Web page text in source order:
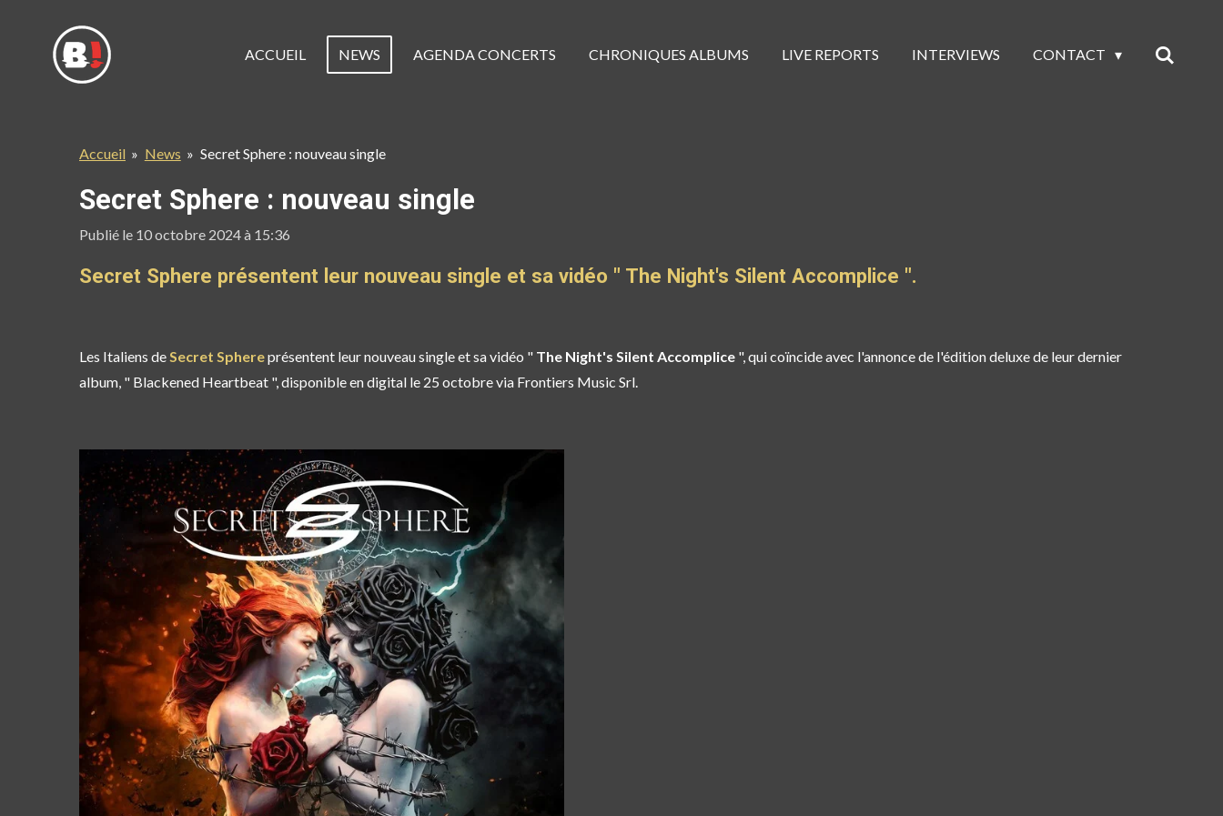
contenu
ACCUEIL NEWS AGENDA CONCERTS CHRONIQUES ALBUMS LIVE REPORTS INTERVIEWS CONTACT
Accueil » News » Secret Sphere : nouveau single
Secret Sphere : nouveau single
Publié le 10 octobre 2024 à 15:36
Secret Sphere présentent leur nouveau single et sa vidéo " The Night's Silent Accomplice ".
Les Italiens deSecret Sphereprésentent leur nouveau single et sa vidéo " The Night's Silent Accomplice ", qui coïncide avec l'annonce de l'édition deluxe de leur dernier
album, " Blackened Heartbeat ", disponible en digital le 25 octobre via Frontiers Music Srl.